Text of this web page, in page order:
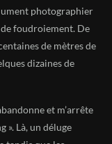
photographier
foudroiement. De
de mètres de
dizaines de
et m’arrête
». Là, un déluge